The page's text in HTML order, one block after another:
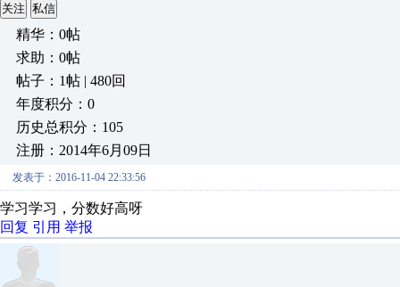
关注 私信
精华：0帖
求助：0帖
帖子：1帖 | 480回
年度积分：0
历史总积分：105
注册：2014年6月09日
发表于：2016-11-04 22:33:56
学习学习，分数好高呀
回复 引用 举报